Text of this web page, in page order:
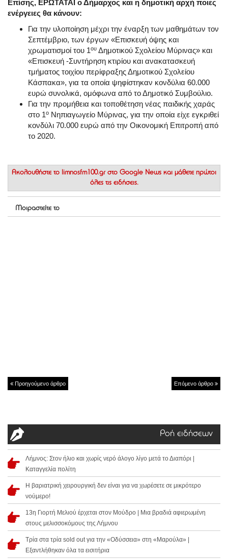
Επίσης, ΕΡΩΤΑΤΑΙ ο Δήμαρχος και η δημοτική αρχή ποιες
ενέργειες θα κάνουν:
Για την υλοποίηση μέχρι την έναρξη των μαθημάτων τον
Σεπτέμβριο, των έργων «Επισκευή όψης και
χρωματισμοί του 1ου Δημοτικού Σχολείου Μύρινας» και
«Επισκευή -Συντήρηση κτιρίου και ανακατασκευή
τμήματος τοιχίου περίφραξης Δημοτικού Σχολείου
Κάσπακα», για τα οποία ψηφίστηκαν κονδύλια 60.000
ευρώ συνολικά, ομόφωνα από το Δημοτικό Συμβούλιο.
Για την προμήθεια και τοποθέτηση νέας παιδικής χαράς
στο 1ο Νηπιαγωγείο Μύρινας, για την οποία είχε εγκριθεί
κονδύλι 70.000 ευρώ από την Οικονομική Επιτροπή από
το 2020.
Ακολουθήστε το limnosfm100.gr στο Google News και μάθετε πρώτοι
όλες τις ειδήσεις.
Μοιραστείτε το
Προηγούμενο άρθρο Επόμενο άρθρο
Ροή ειδήσεων
Λήμνος: Στον ήλιο και χωρίς νερό άλογο λίγο μετά το Διαπόρι |
Καταγγελία πολίτη
Η βαριατρική χειρουργική δεν είναι για να χωρέσετε σε μικρότερο
νούμερο!
13η Γιορτή Μελιού έρχεται στον Μούδρο | Μια βραδιά αφιερωμένη
στους μελισσοκόμους της Λήμνου
Τρία στα τρία sold out για την «Οδύσσεια» στη «Μαρούλα» |
Εξαντλήθηκαν όλα τα εισιτήρια